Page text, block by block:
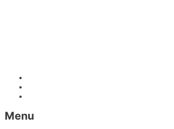
Menu